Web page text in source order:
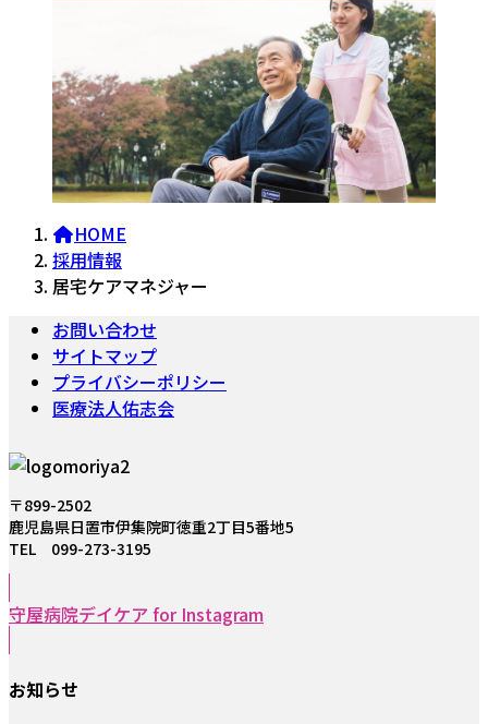
HOME
採用情報
居宅ケアマネジャー
お問い合わせ
サイトマップ
プライバシーポリシー
医療法人佑志会
〒899-2502
鹿児島県日置市伊集院町徳重2丁目5番地5
TEL 099-273-3195
守屋病院デイケア for Instagram
お知らせ